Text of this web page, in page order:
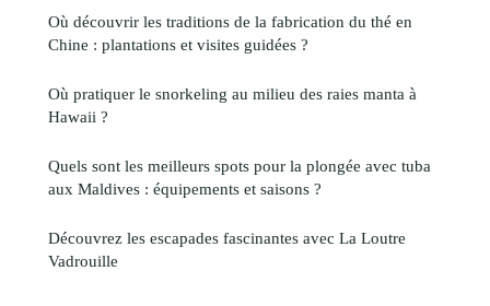
Où découvrir les traditions de la fabrication du thé en
Chine : plantations et visites guidées ?
Où pratiquer le snorkeling au milieu des raies manta à
Hawaii ?
Quels sont les meilleurs spots pour la plongée avec tuba
aux Maldives : équipements et saisons ?
Découvrez les escapades fascinantes avec La Loutre
Vadrouille